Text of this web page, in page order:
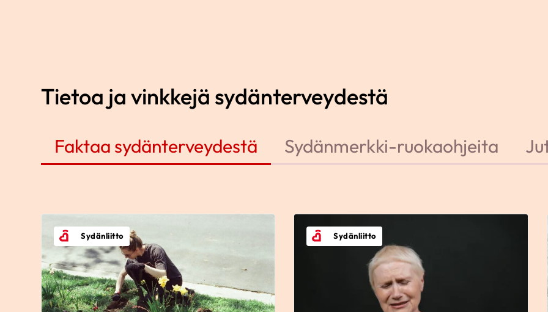
Tietoa ja vinkkejä sydänterveydestä
Faktaa sydänterveydestä Sydänmerkki-ruokaohjeita
Sydänliitto Sydänliitto